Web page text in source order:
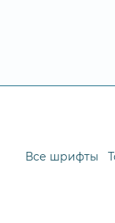
Все шрифты